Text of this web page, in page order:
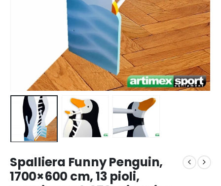
Spalliera Funny Penguin,
1700×600 cm, 13 pioli,